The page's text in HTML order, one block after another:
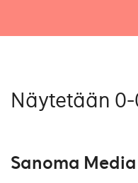
Näytetään
Sanoma